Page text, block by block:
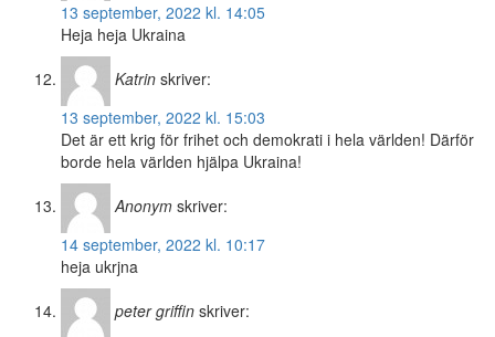
13 september, 2022 kl. 14:05
Heja heja Ukraina
Katrin skriver:
13 september, 2022 kl. 15:03
Det är ett krig för frihet och demokrati i hela världen! Därför
borde hela världen hjälpa Ukraina!
Anonym skriver:
14 september, 2022 kl. 10:17
heja ukrjna
peter griffin skriver: